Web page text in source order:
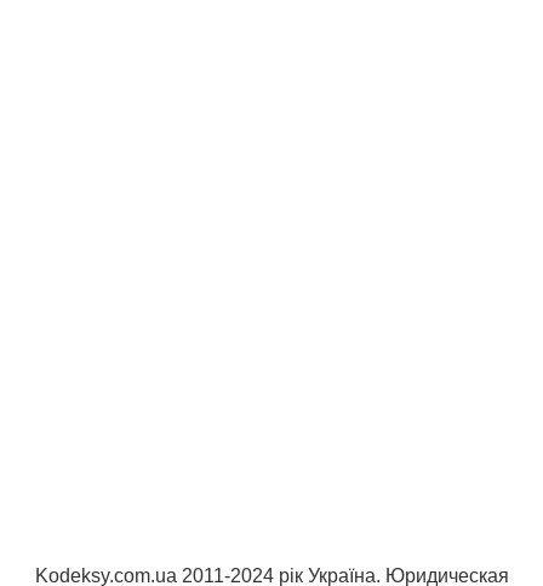
Kodeksy.com.ua 2011-2024 рік Україна. Юридическая